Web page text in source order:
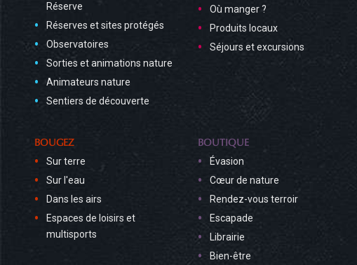
Réserve
Réserves et sites protégés
Observatoires
Sorties et animations nature
Animateurs nature
Sentiers de découverte
Où manger ?
Produits locaux
Séjours et excursions
BOUGEZ
Sur terre
Sur l'eau
Dans les airs
Espaces de loisirs et
multisports
BOUTIQUE
Évasion
Cœur de nature
Rendez-vous terroir
Escapade
Librairie
Bien-être